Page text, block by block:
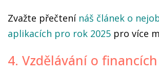
Zvažte přečtení náš článek o
aplikacích pro rok 2025 pro více
4. Vzdělávání o financích